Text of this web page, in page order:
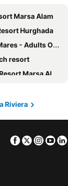
Marsa Alam
Hurghada
- Adults Only +16
resort
Marsa Alam
Makadi
Dive Resort
Riviera
Facebook
Twitter